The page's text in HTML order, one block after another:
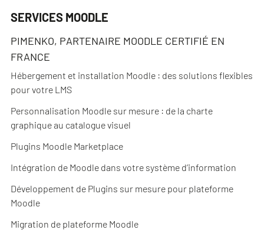
SERVICES MOODLE
PIMENKO, PARTENAIRE MOODLE CERTIFIÉ EN
FRANCE
Hébergement et installation Moodle : des solutions flexibles
pour votre LMS
Personnalisation Moodle sur mesure : de la charte
graphique au catalogue visuel
Plugins Moodle Marketplace
Intégration de Moodle dans votre système d’information
Développement de Plugins sur mesure pour plateforme
Moodle
Migration de plateforme Moodle